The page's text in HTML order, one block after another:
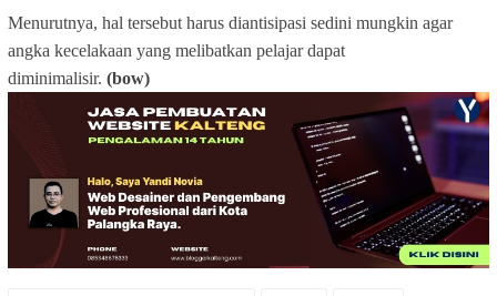
Menurutnya, hal tersebut harus diantisipasi sedini mungkin agar
angka kecelakaan yang melibatkan pelajar dapat
diminimalisir. (bow)